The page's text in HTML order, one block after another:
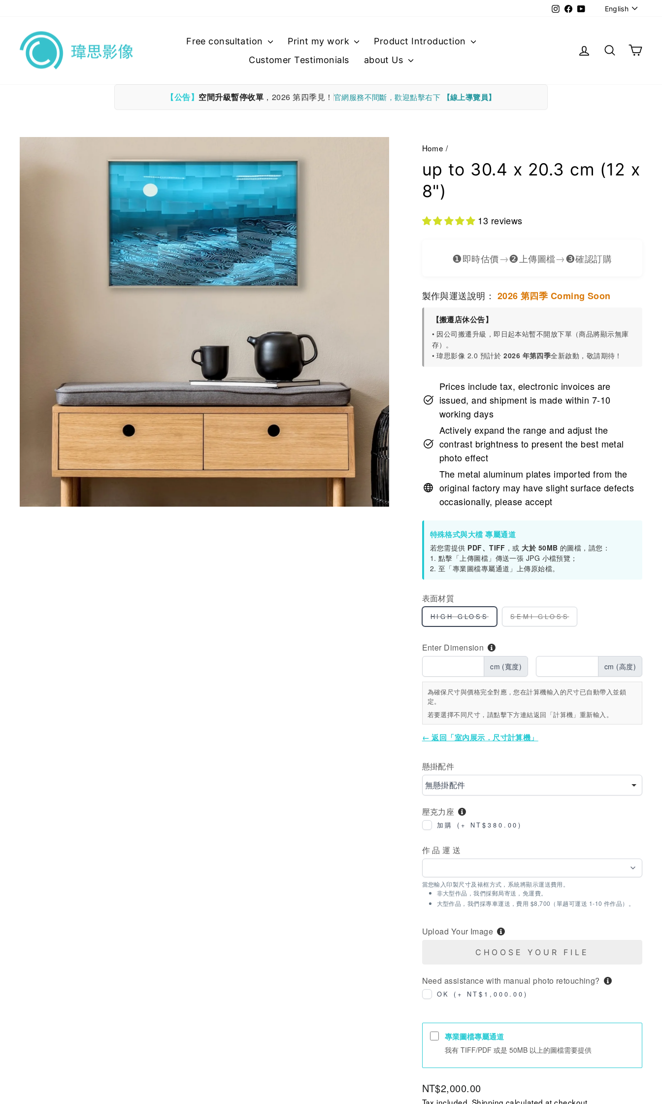
content
Instagram
Facebook
YouTubeEnglish
Free consultation Print my work
Product Introduction
Customer Testimonials
about Us
Log in SearchCart
【公告】 空間升級暫停收單 ，2026 第四季見！ 官網服務不間斷，歡迎點擊右下 【線上導覽員】
Home /
up to 30.4 x 20.3 cm (12 x
8")
13 reviews
❶即時估價→❷ 上傳圖檔→❸確認訂購
製作與運送說明： 2026 第四季 Coming Soon
【搬遷店休公告】
• 因公司搬遷升級，即日起本站暫不開放下單（商品將顯示無庫
存）。
• 瑋思影像 2.0 預計於2026 年第四季全新啟動，敬請期待！
Prices include tax, electronic invoices are
issued, and shipment is made within 7-10
working days
Actively expand the range and adjust the
contrast brightness to present the best metal
photo effect
The metal aluminum plates imported from the
original factory may have slight surface defects
occasionally, please accept
特殊格式與大檔 專屬通道
若您需提供 PDF、TIFF ，或 大於 50MB 的圖檔，請您：
1. 點擊「上傳圖檔」傳送一張 JPG 小檔預覽；
2. 至「專業圖檔專屬通道」上傳原始檔。
表面材質
HIGH GLOSS SEMI GLOSS
Enter Dimension
cm (寬度) cm (高度)
為確保尺寸與價格完全對應，您在計算機輸入的尺寸已自動帶入並鎖
定。
若要選擇不同尺寸，請點擊下方連結返回「計算機」重新輸入。
← 返回「室內展示．尺寸計算機」
懸掛配件
無懸掛配件
壓克力座
加購 (+ NT$380.00)
作品運送
當您輸入印製尺寸及裱框方式，系統將顯示運送費用。
非大型作品，我們採郵局寄送，免運費。
大型作品，我們採專車運送，費用 $8,700（單趟可運送 1-10 件作品）。
Upload Your Image
CHOOSE YOUR FILE
Need assistance with manual photo retouching?
OK (+ NT$1,000.00)
專業圖檔專屬通道
我有 TIFF/PDF 或是 50MB 以上的圖檔需要提供
Regular
price
NT$2,000.00